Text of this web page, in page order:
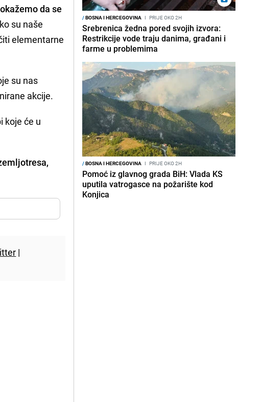
da se
su naše
elementarne
su nas
akcije.
koje će u
|
/BOSNA I HERCEGOVINA I PRIJE OKO 2H
Srebrenica žedna pored svojih izvora:
Restrikcije vode traju danima, građani i
farme u problemima
/BOSNA I HERCEGOVINA I PRIJE OKO 2H
Pomoć iz glavnog grada BiH: Vlada KS
uputila vatrogasce na požarište kod
Konjica